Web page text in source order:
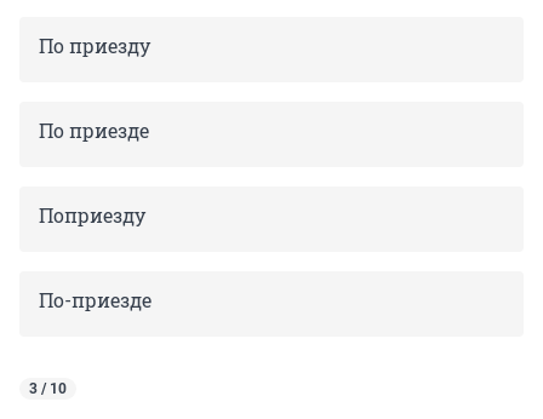
По приезду
По приезде
Поприезду
По-приезде
3 / 10